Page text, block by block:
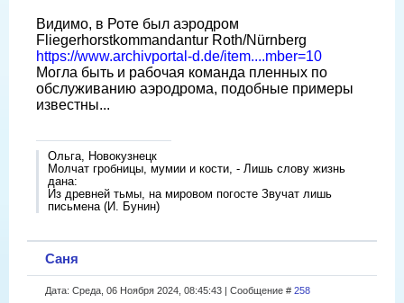
Видимо, в Роте был аэродром
Fliegerhorstkommandantur Roth/Nürnberg
https://www.archivportal-d.de/item....mber=10
Могла быть и рабочая команда пленных по
обслуживанию аэродрома, подобные примеры
известны...
Ольга, Новокузнецк
Молчат гробницы, мумии и кости, - Лишь слову жизнь
дана:
Из древней тьмы, на мировом погосте Звучат лишь
письмена (И. Бунин)
Саня
Дата: Среда, 06 Ноября 2024, 08:45:43 | Сообщение # 258